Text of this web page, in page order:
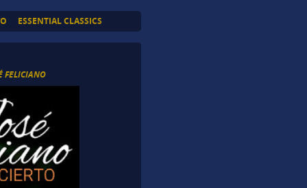
ESSENTIAL CLASSICS
FELICIANO